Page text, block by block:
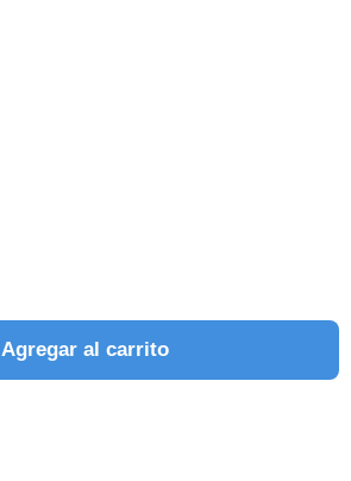
Agregar al carrito